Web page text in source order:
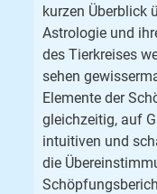
kurzen Überblick
Astrologie und
des Tierkreises
sehen
Elemente der
gleichzeitig, auf
intuitiven und
die